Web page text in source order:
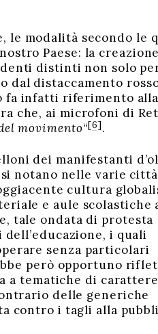
le modalità secondo le
Paese: la
distinti non solo
dal distaccamento
fa infatti riferimento
che, ai microfoni di
movimento“[6].
dei manifestanti
si notano nelle varie
cultura
e aule scolastiche
tale ondata di protesta
i quali
senza particolari
però opportuno
a tematiche di
delle generiche
contro i tagli alla